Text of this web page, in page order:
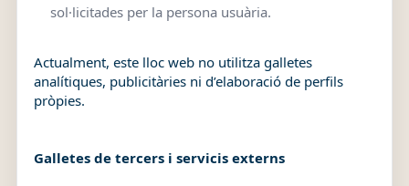
sol·licitades per la persona usuària.
Actualment, este lloc web no utilitza galletes
analítiques, publicitàries ni d’elaboració de perfils
pròpies.
Galletes de tercers i servicis externs